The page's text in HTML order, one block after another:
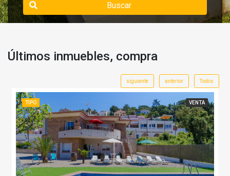
Buscar
Últimos inmuebles, compra
siguiente anterior Todos
VENTA
TIPO